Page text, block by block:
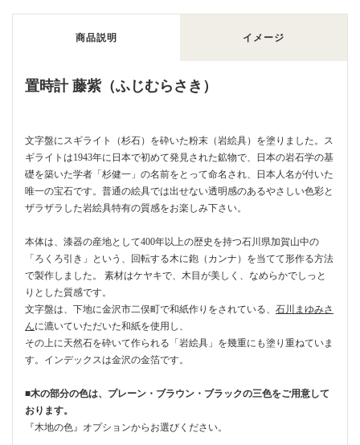
商品説明 イメージ
置時計 藤紫（ふじむらさき）
文字盤にスギライト（杉石）を砕いた粉末（岩絵具）を塗りました。ス
ギライトは1943年に日本で初めて発見された鉱物で、日本の岩石学の基
礎を築いた学者「杉健一」の名前をとって命名され、日本人名が付いた
唯一の宝石です。普通の絵具では出せない透明感のあるやさしい色彩と
ザラザラした岩絵具特有の質感をお楽しみ下さい。
本体は、漆器の産地として400年以上の歴史を持つ石川県加賀山中の
「ろくろ引き」という、回転する木に鉋（カンナ）を当てて形作る方法
で製作しました。 素材はケヤキで、木目が美しく、なめらかでしっと
りとした質感です。
文字盤は、下地に金沢市二俣町で和紙作りをされている、 石川まゆみさ
んに漉いていただいた和紙を使用し、
その上に天然石を砕いて作られる「岩絵具」を幾重にも塗り重ねていま
す。インデックスは金沢の金箔です。
■木の部分の色は、プレーン・ブラウン・ブラックの三色をご用意して
おります。
『木地の色』オプションからお選びください。